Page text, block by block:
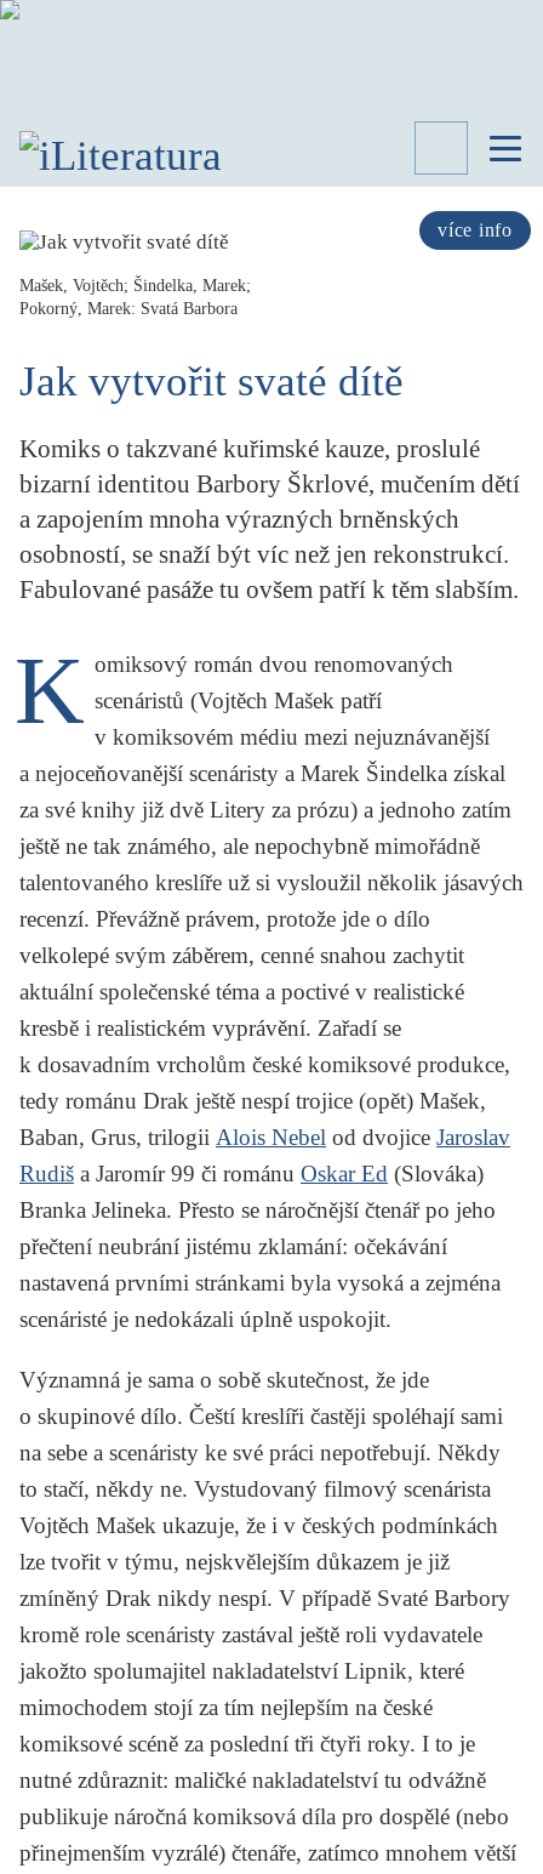
více info
SPISOVATELÉ
LITERATURY
KATEGORIE
PŘEHLED
STUDIE
KRITIKA PŘEKLADU
SLOUPEK
ILIGLOSA
Mašek, Vojtěch; Šindelka, Marek;
Pokorný, Marek: Svatá Barbora
Jak vytvořit svaté dítě
Komiks o takzvané kuřimské kauze, proslulé
bizarní identitou Barbory Škrlové, mučením dětí
a zapojením mnoha výrazných brněnských
osobností, se snaží být víc než jen rekonstrukcí.
Fabulované pasáže tu ovšem patří k těm slabším.
K omiksový román dvou renomovaných
scenáristů (Vojtěch Mašek patří
v komiksovém médiu mezi nejuznávanější
a nejoceňovanější scenáristy a Marek Šindelka získal
za své knihy již dvě Litery za prózu) a jednoho zatím
ještě ne tak známého, ale nepochybně mimořádně
talentovaného kreslíře už si vysloužil několik jásavých
recenzí. Převážně právem, protože jde o dílo
velkolepé svým záběrem, cenné snahou zachytit
aktuální společenské téma a poctivé v realistické
kresbě i realistickém vyprávění. Zařadí se
k dosavadním vrcholům české komiksové produkce,
tedy románu Drak ještě nespí trojice (opět) Mašek,
Baban, Grus, trilogii Alois Nebel od dvojice Jaroslav
Rudiš a Jaromír 99 či románu Oskar Ed (Slováka)
Branka Jelineka. Přesto se náročnější čtenář po jeho
přečtení neubrání jistému zklamání: očekávání
nastavená prvními stránkami byla vysoká a zejména
scenáristé je nedokázali úplně uspokojit.
Významná je sama o sobě skutečnost, že jde
o skupinové dílo. Čeští kreslíři častěji spoléhají sami
na sebe a scenáristy ke své práci nepotřebují. Někdy
to stačí, někdy ne. Vystudovaný filmový scenárista
Vojtěch Mašek ukazuje, že i v českých podmínkách
lze tvořit v týmu, nejskvělejším důkazem je již
zmíněný Drak nikdy nespí. V případě Svaté Barbory
kromě role scenáristy zastával ještě roli vydavatele
jakožto spolumajitel nakladatelství Lipnik, které
mimochodem stojí za tím nejlepším na české
komiksové scéně za poslední tři čtyři roky. I to je
nutné zdůraznit: maličké nakladatelství tu odvážně
publikuje náročná komiksová díla pro dospělé (nebo
přinejmenším vyzrálé) čtenáře, zatímco mnohem větší